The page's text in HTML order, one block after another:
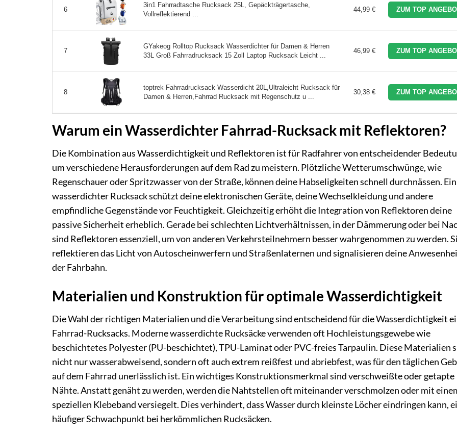
6
3in1 Fahrradtasche Rucksack 25L, Gepäckträgertasche,
Vollreflektierend ...
44,99 € ZUM TOP
7
GYakeog Rolltop Rucksack Wasserdichter für Damen & Herren
33L Groß Fahrradrucksack 15 Zoll Laptop Rucksack Leicht ...
46,99 € ZUM TOP
8
toptrek Fahrradrucksack Wasserdicht 20L,Ultraleicht Rucksack für
Damen & Herren,Fahrrad Rucksack mit Regenschutz u ...
30,38 € ZUM TOP
Warum ein Wasserdichter Fahrrad-Rucksack mit Reflektoren?
Die Kombination aus Wasserdichtigkeit und Reflektoren ist für Radfahrer von entscheidender
um verschiedene Herausforderungen auf dem Rad zu meistern. Plötzliche Wetterumschwünge, wie
Regenschauer oder Spritzwasser von der Straße, können deine Habseligkeiten schnell durchnässen. Ein
wasserdichter Rucksack schützt deine elektronischen Geräte, deine Wechselkleidung und andere
empfindliche Gegenstände vor Feuchtigkeit. Gleichzeitig erhöht die Integration von Reflektoren deine
passive Sicherheit erheblich. Gerade bei schlechten Lichtverhältnissen, in der Dämmerung oder bei
sind Reflektoren essenziell, um von anderen Verkehrsteilnehmern besser wahrgenommen zu werden.
reflektieren das Licht von Autoscheinwerfern und Straßenlaternen und signalisieren deine
der Fahrbahn.
Materialien und Konstruktion für optimale Wasserdichtigkeit
Die Wahl der richtigen Materialien und die Verarbeitung sind entscheidend für die Wasserdichtigkeit
Fahrrad-Rucksacks. Moderne wasserdichte Rucksäcke verwenden oft Hochleistungsgewebe wie
beschichtetes Polyester (PU-beschichtet), TPU-Laminat oder PVC-freies Tarpaulin. Diese Materialien
nicht nur wasserabweisend, sondern oft auch extrem reißfest und abriebfest, was für den täglichen
auf dem Fahrrad unerlässlich ist. Ein wichtiges Konstruktionsmerkmal sind verschweißte oder getapte
Nähte. Anstatt genäht zu werden, werden die Nahtstellen oft miteinander verschmolzen oder mit
speziellen Klebeband versiegelt. Dies verhindert, dass Wasser durch kleinste Löcher eindringen kann,
häufiger Schwachpunkt bei herkömmlichen Rucksäcken.